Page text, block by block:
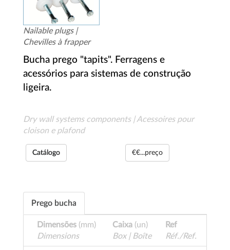
Nailable plugs |
Chevilles à frapper
Bucha prego "tapits". Ferragens e
acessórios para sistemas de construção
ligeira.
Dry wall systems components | Acessoires pour
cloison e plafond
Catálogo €€...preço
Prego bucha
Dimensões (mm)
Dimensions
Caixa (un)
Box | Boîte
Ref
Réf./Ref.